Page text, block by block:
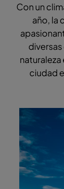
Con un
año, la
ciudad